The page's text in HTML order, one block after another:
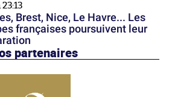
Brest, Nice, Le Havre... Les
françaises poursuivent leur
partenaires